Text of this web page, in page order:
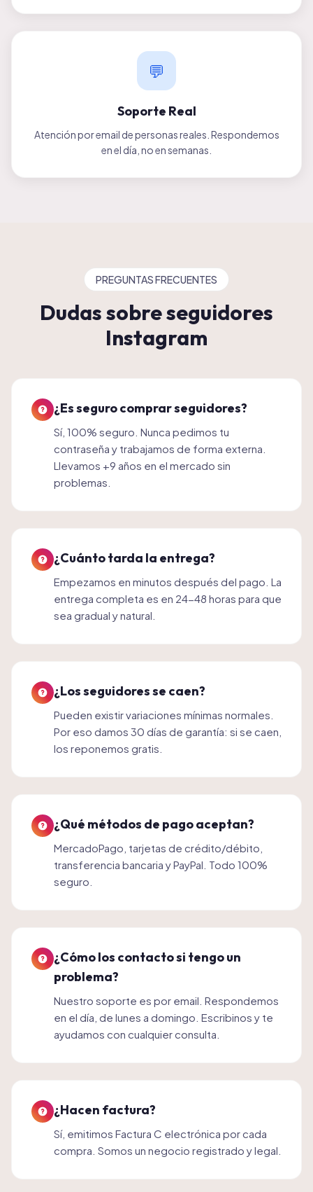
💬
Soporte Real
Atención por email de personas reales. Respondemos
en el día, no en semanas.
PREGUNTAS FRECUENTES
Dudas sobre seguidores
Instagram
¿Es seguro comprar seguidores?
Sí, 100% seguro. Nunca pedimos tu
contraseña y trabajamos de forma externa.
Llevamos +9 años en el mercado sin
problemas.
¿Cuánto tarda la entrega?
Empezamos en minutos después del pago. La
entrega completa es en 24-48 horas para que
sea gradual y natural.
¿Los seguidores se caen?
Pueden existir variaciones mínimas normales.
Por eso damos 30 días de garantía: si se caen,
los reponemos gratis.
¿Qué métodos de pago aceptan?
MercadoPago, tarjetas de crédito/débito,
transferencia bancaria y PayPal. Todo 100%
seguro.
¿Cómo los contacto si tengo un
problema?
Nuestro soporte es por email. Respondemos
en el día, de lunes a domingo. Escribinos y te
ayudamos con cualquier consulta.
¿Hacen factura?
Sí, emitimos Factura C electrónica por cada
compra. Somos un negocio registrado y legal.